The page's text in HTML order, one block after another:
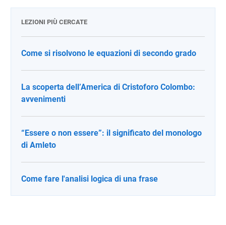
LEZIONI PIÙ CERCATE
Come si risolvono le equazioni di secondo grado
La scoperta dell’America di Cristoforo Colombo:
avvenimenti
“Essere o non essere”: il significato del monologo
di Amleto
Come fare l'analisi logica di una frase